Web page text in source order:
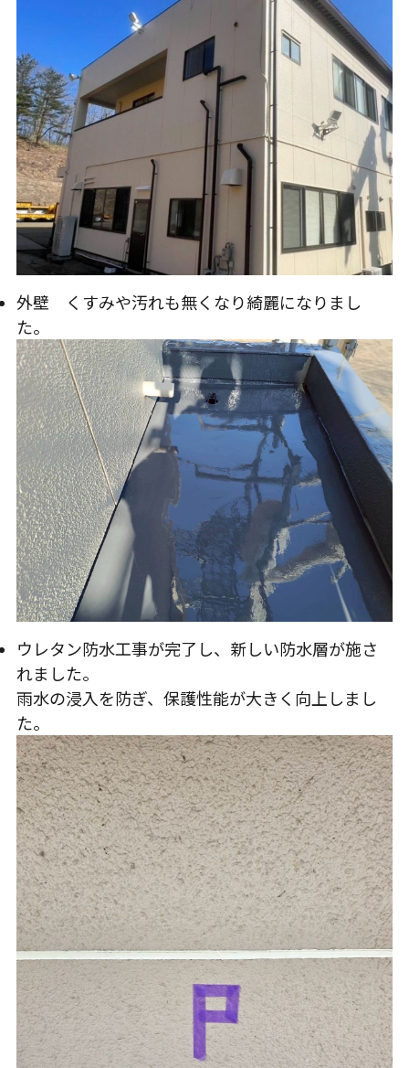
外壁 くすみや汚れも無くなり綺麗になりまし
た。
ウレタン防水工事が完了し、新しい防水層が施さ
れました。
雨水の浸入を防ぎ、保護性能が大きく向上しまし
た。